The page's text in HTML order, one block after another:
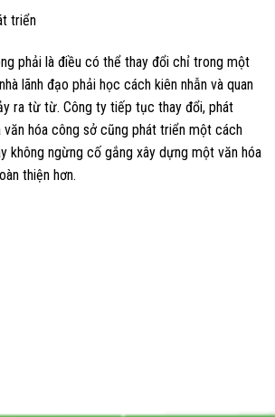
triển
phải là điều có thể thay đổi chỉ trong một
lãnh đạo phải học cách kiên nhẫn và quan
ra từ từ. Công ty tiếp tục thay đổi, phát
văn hóa công sở cũng phát triển một cách
không ngừng cố gắng xây dựng một văn hóa
thiện hơn.